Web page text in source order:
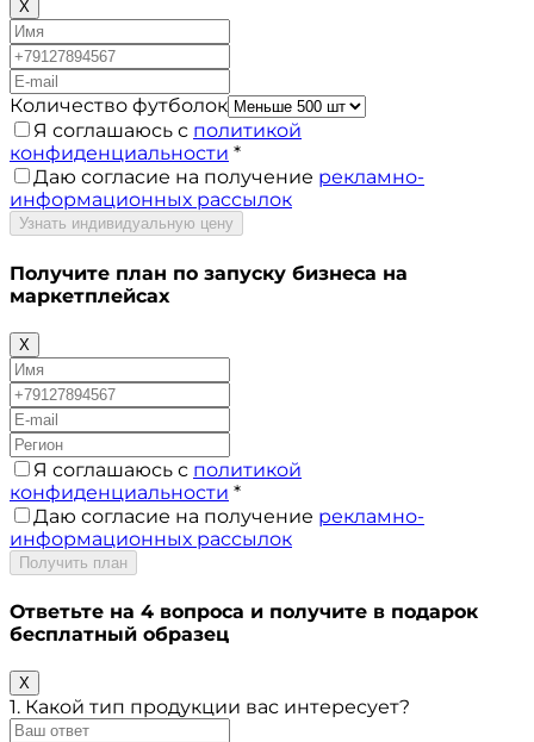
X
Количество футболок
Я соглашаюсь с политикой
конфиденциальности *
Даю согласие на получение рекламно-
информационных рассылок
Узнать индивидуальную цену
Получите план по запуску бизнеса на
маркетплейсах
X
Я соглашаюсь с политикой
конфиденциальности *
Даю согласие на получение рекламно-
информационных рассылок
Получить план
Ответьте на 4 вопроса и получите в подарок
бесплатный образец
X
1. Какой тип продукции вас интересует?